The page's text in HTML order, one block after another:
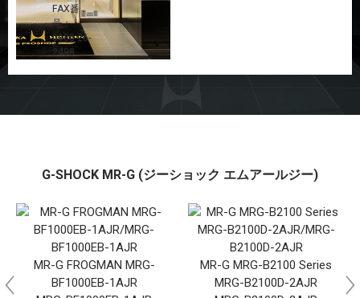
FAX番
号：
0985-26-
2498
G-SHOCK MR-G (ジーショック エムアールジー)
MR-G FROGMAN MRG-
BF1000EB-1AJR
MR-G MRG-B2100 Series
MRG-B2100D-2AJR